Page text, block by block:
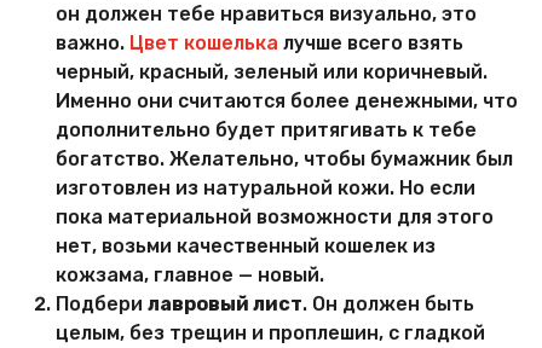
он должен тебе нравиться визуально, это
важно. Цвет кошелька лучше всего взять
черный, красный, зеленый или коричневый.
Именно они считаются более денежными, что
дополнительно будет притягивать к тебе
богатство. Желательно, чтобы бумажник был
изготовлен из натуральной кожи. Но если
пока материальной возможности для этого
нет, возьми качественный кошелек из
кожзама, главное — новый.
Подбери лавровый лист. Он должен быть
целым, без трещин и проплешин, с гладкой